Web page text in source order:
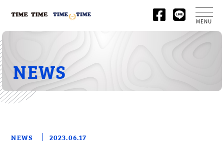
MENU
NEWS
NEWS 2023.06.17